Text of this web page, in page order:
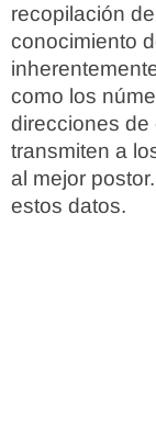
recopilación
conocimiento
como los
direcciones de
transmiten a
al mejor
estos datos.